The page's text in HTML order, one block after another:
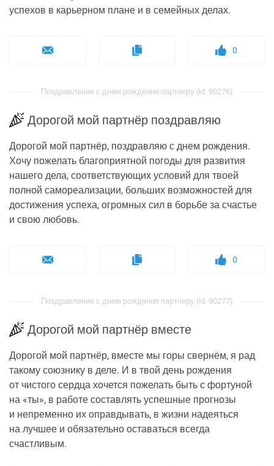
успехов в карьерном плане и в семейных делах.
0
Поздравление с днем рождения партнеру (id: 90276)
Дорогой мой партнёр поздравляю
Дорогой мой партнёр, поздравляю с днем рождения.
Хочу пожелать благоприятной погоды для развития
нашего дела, соответствующих условий для твоей
полной самореализации, больших возможностей для
достижения успеха, огромных сил в борьбе за счастье
и свою любовь.
0
Поздравление с днем рождения партнеру (id: 90277)
Дорогой мой партнёр вместе
Дорогой мой партнёр, вместе мы горы свернём, я рад
такому союзнику в деле. И в твой день рождения
от чистого сердца хочется пожелать быть с фортуной
на «ты», в работе составлять успешные прогнозы
и непременно их оправдывать, в жизни надеяться
на лучшее и обязательно оставаться всегда
счастливым.